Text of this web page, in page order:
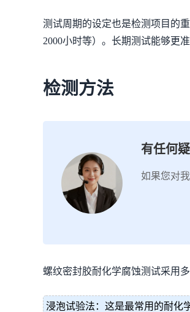
测试周期的设定也是检测项目的
2000小时等）。长期测试能够更
检测方法
有任何
如果您对
螺纹密封胶耐化学腐蚀测试采用
浸泡试验法：这是最常用的耐化